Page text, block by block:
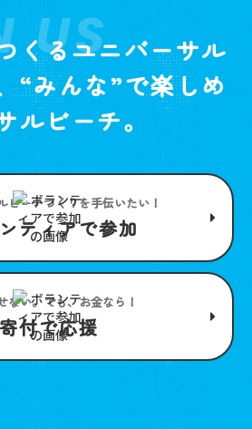
US
くるユニバーサル
“みんな”で楽しめ
ルビーチ。
ビーチつくりを手伝いたい！
ティアで参加
ない。でも、お金なら！
寄付で応援